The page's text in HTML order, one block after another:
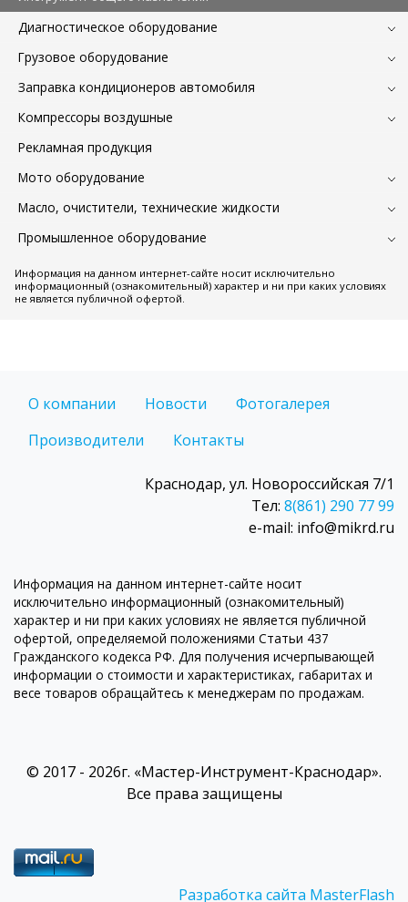
Диагностическое оборудование
Грузовое оборудование
Заправка кондиционеров автомобиля
Компрессоры воздушные
Рекламная продукция
Мото оборудование
Масло, очистители, технические жидкости
Промышленное оборудование
Информация на данном интернет-сайте носит исключительно
информационный (ознакомительный) характер и ни при каких условиях
не является публичной офертой.
О компании Новости
Фотогалерея
Производители
Контакты
Краснодар, ул. Новороссийская 7/1
Тел: 8(861) 290 77 99
e-mail: info@mikrd.ru
Информация на данном интернет-сайте носит
исключительно информационный (ознакомительный)
характер и ни при каких условиях не является публичной
офертой, определяемой положениями Статьи 437
Гражданского кодекса РФ. Для получения исчерпывающей
информации о стоимости и характеристиках, габаритах и
весе товаров обращайтесь к менеджерам по продажам.
© 2017 - 2026г. «Мастер-Инструмент-Краснодар».
Все права защищены
Разработка сайта MasterFlash